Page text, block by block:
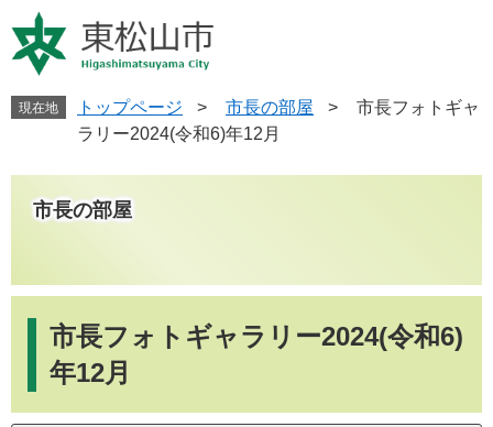
ー
ジ
す
ニ
ュ
し
現在地 トップページ > 市長の部屋 >
市長フォトギャ
ラリー2024(令和6)年12月
市長の部屋
市長フォトギャラリー2024(令和6)
年12月